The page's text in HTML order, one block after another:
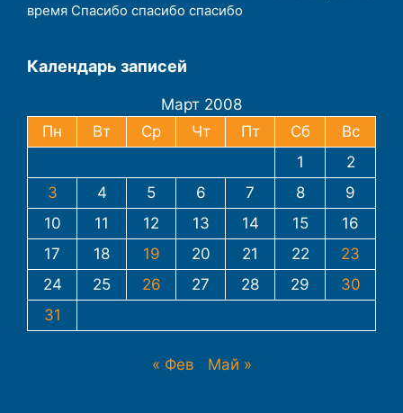
время Спасибо спасибо спасибо
Календарь записей
Март 2008
Пн
Вт Ср Чт Пт Сб
Вс
1
2
3
4 5 6 7 8
9
10
11 12 13 14 15
16
17
18 19 20 21 22
23
24
25 26 27 28 29
30
31
« Фев Май »